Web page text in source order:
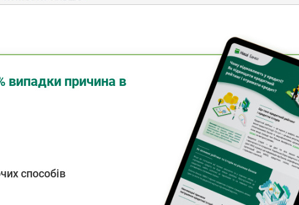
випадки причина в
способів